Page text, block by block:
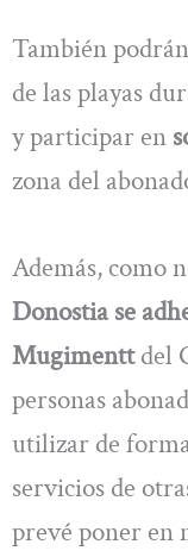
También
de las playas
y participar en
zona del
Además, como
Donostia se
Mugimenttdel
personas
utilizar de
servicios de
prevé poner en